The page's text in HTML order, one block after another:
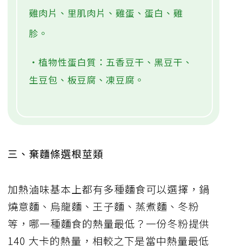
雞肉片、里肌肉片、雞蛋、蛋白、雞
胗。
‧植物性蛋白質：五香豆干、黑豆干、
生豆包、板豆腐、凍豆腐。
三、棄麵條選根莖類
加熱滷味基本上都有多種麵食可以選擇，鍋
燒意麵、烏龍麵、王子麵、蒸煮麵、冬粉
等，哪一種麵食的熱量最低？一份冬粉提供
140 大卡的熱量，相較之下是當中熱量最低